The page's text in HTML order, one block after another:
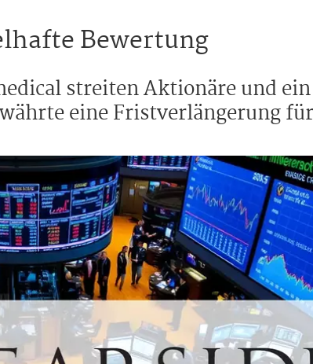
Bewertung
streiten Aktionäre und
eine Fristverlängerung